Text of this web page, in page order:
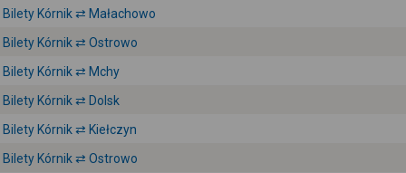
Bilety Kórnik ⇄ Małachowo
Bilety Kórnik ⇄ Ostrowo
Bilety Kórnik ⇄ Mchy
Bilety Kórnik ⇄ Dolsk
Bilety Kórnik ⇄ Kiełczyn
Bilety Kórnik ⇄ Ostrowo